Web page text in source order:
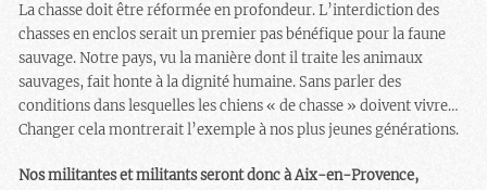
La chasse doit être réformée en profondeur. L’interdiction des
chasses en enclos serait un premier pas bénéfique pour la faune
sauvage. Notre pays, vu la manière dont il traite les animaux
sauvages, fait honte à la dignité humaine. Sans parler des
conditions dans lesquelles les chiens « de chasse » doivent vivre…
Changer cela montrerait l’exemple à nos plus jeunes générations.
Nos militantes et militants seront donc à Aix-en-Provence,